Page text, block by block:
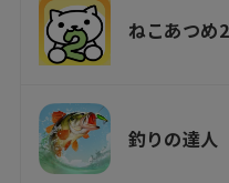
ねこあつめ2
釣りの達人